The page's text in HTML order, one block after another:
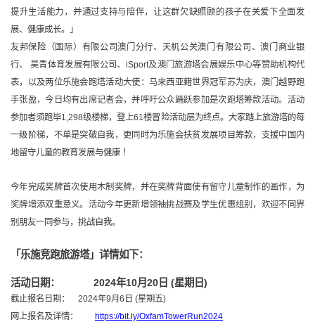
提升生活能力，并通过支持与陪伴，让这群欠缺照顾的孩子在关爱下全面发
展、健康成长。
」
友邦保险（国际）有限公司澳门分行、天机公关澳门有限公司、澳门商业银
行、 昊青体育发展有限公司、iSport及澳门旅游塔会展娱乐中心等赞助机构代
表，以及两位乐施会跑塔活动大使：马来西亚籍世界冠军苏为庆，澳门越野跑
手张盈，今日均有出席记者会，并呼吁公众踊跃参加是次跑塔筹款活动。 活动
参加者须跑毕1,298级楼梯，登上61楼冒险活动层为终点。大家踏上旅游塔的每
一级阶梯，不单是突破自我，更同时为乐施会扶贫发展项目筹款，支援中国内
地留守儿童的教育发展与健康 ！
今年完成奖牌首次使用木制奖牌，并在奖牌背面使有留守儿童制作的画作，为
奖牌增添双重意义。活动今年更新增领袖挑战赛及学生优惠组别，欢迎不同界
别朋友一同参与，挑战自我。
「乐施竞跑旅游塔」详情如下：
活动日期： 2024年10月20 日 (星期日)
截止报名日期： 2024年9月6日 (星期五)
网上报名及详情：
https://bit.ly/OxfamTowerRun2024